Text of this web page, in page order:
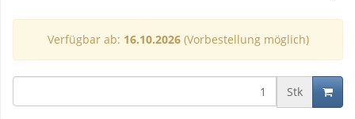
Verfügbar ab: 16.10.2026(Vorbestellung möglich)
Stk